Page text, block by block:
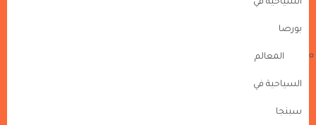
بورصا
المعالم
السياحية في
سبنجا